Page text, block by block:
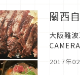
關西
大阪難
2017年